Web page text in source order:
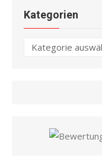
Kategorien
Kategorien